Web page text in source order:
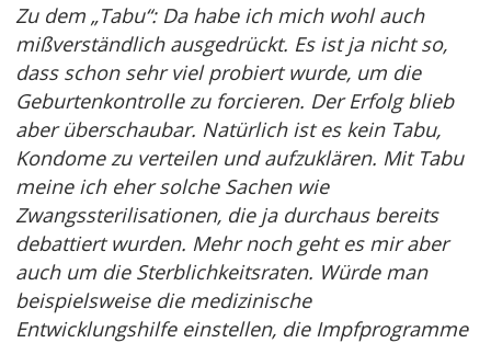
Zu dem „Tabu“: Da habe ich mich wohl auch
mißverständlich ausgedrückt. Es ist ja nicht so,
dass schon sehr viel probiert wurde, um die
Geburtenkontrolle zu forcieren. Der Erfolg blieb
aber überschaubar. Natürlich ist es kein Tabu,
Kondome zu verteilen und aufzuklären. Mit Tabu
meine ich eher solche Sachen wie
Zwangssterilisationen, die ja durchaus bereits
debattiert wurden. Mehr noch geht es mir aber
auch um die Sterblichkeitsraten. Würde man
beispielsweise die medizinische
Entwicklungshilfe einstellen, die Impfprogramme